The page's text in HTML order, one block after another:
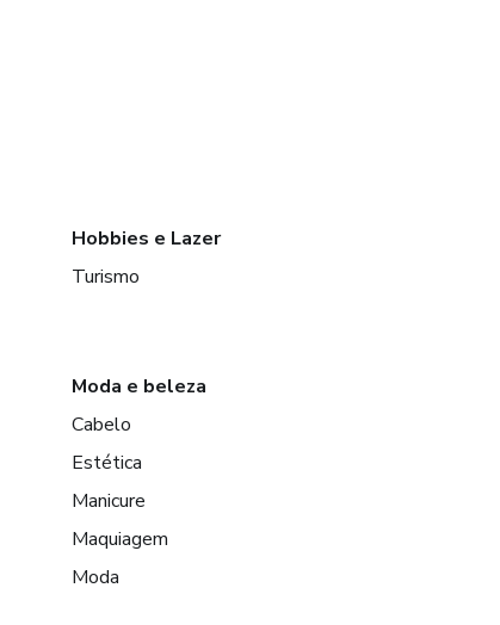
Hobbies e Lazer
Turismo
Moda e beleza
Cabelo
Estética
Manicure
Maquiagem
Moda